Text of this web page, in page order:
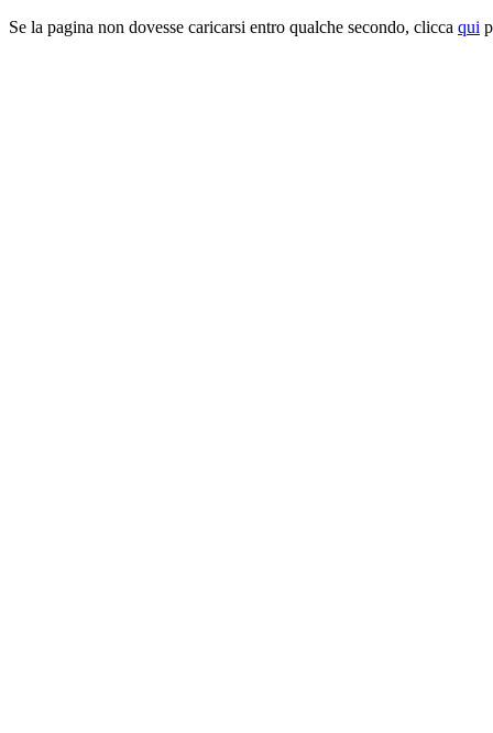
Se la pagina non dovesse caricarsi entro qualche secondo, clicca qui